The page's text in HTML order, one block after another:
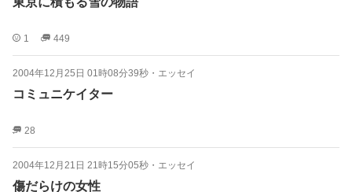
1 449
2004年12月25日 01時08分39秒 ・ エッセイ
コミュニケイター
28
2004年12月21日 21時15分05秒 ・ エッセイ
傷だらけの女性